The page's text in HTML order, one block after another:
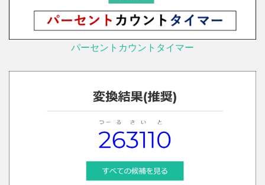
パーセントカウントタイマー